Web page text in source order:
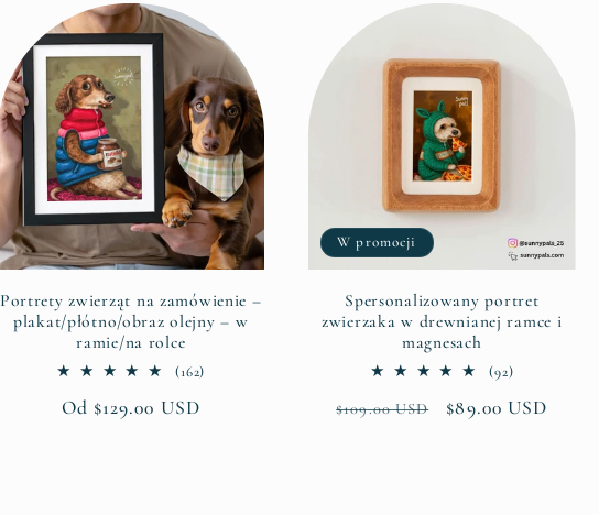
Portrety zwierząt na zamówienie –
plakat/płótno/obraz olejny – w
ramie/na rolce
(162)
Cena
Od $129.00 USD
W promocji
Spersonalizowany portret
zwierzaka w drewnianej ramce i
magnesach
(92)92
recenzji
Cena
$109.00 USD
Cena
$89.00 USD